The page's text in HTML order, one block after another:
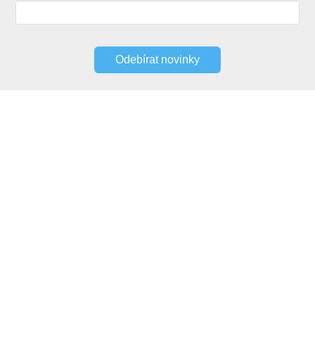
Odebírat novinky